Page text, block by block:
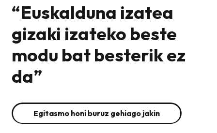
“Euskalduna izatea
gizaki izateko beste
modu bat besterik ez
da”
Egitasmo honi buruz gehiago jakin